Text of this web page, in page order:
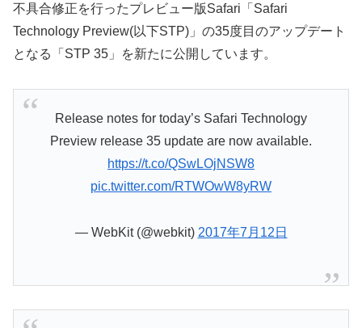
不具合修正を行ったプレビュー版Safari「Safari
Technology Preview(以下STP)」の35度目のアップデート
となる「STP 35」を新たに公開しています。
Release notes for today’s Safari Technology
Preview release 35 update are now available.
https://t.co/QSwLOjNSW8
pic.twitter.com/RTWOwW8yRW
— WebKit (@webkit) 2017年7月12日